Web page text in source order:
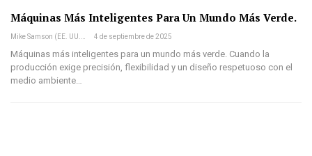
Máquinas Más Inteligentes Para Un Mundo Más Verde.
Mike Samson (EE. UU.) 4 de septiembre de 2025
Máquinas más inteligentes para un mundo más verde. Cuando la
producción exige precisión, flexibilidad y un diseño respetuoso con el
medio ambiente…